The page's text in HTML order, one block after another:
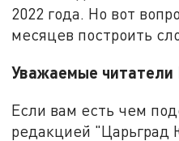
2022 года. Но вот
месяцев построить
Уважаемые читатели
Если вам есть чем
редакцией "Царьград